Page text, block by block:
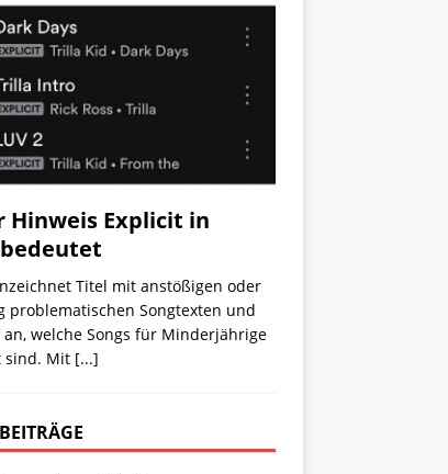
Hinweis Explicit in
Titel mit anstößigen oder
problematischen Songtexten und
welche Songs für Minderjährige
sind. Mit [...]